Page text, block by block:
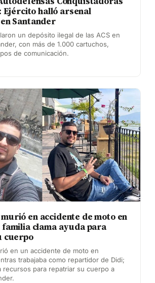
Ejército halló arsenal
Santander
un depósito ilegal de las ACS en
con más de 1.000 cartuchos,
de comunicación.
en accidente de moto en
clama ayuda para
cuerpo
en un accidente de moto en
trabajaba como repartidor de Didi;
recursos para repatriar su cuerpo a